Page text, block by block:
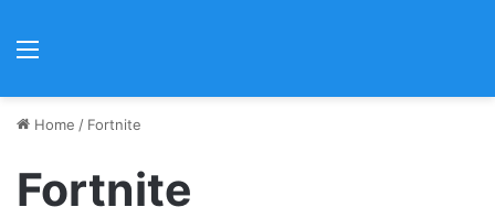
Home / Fortnite
Fortnite